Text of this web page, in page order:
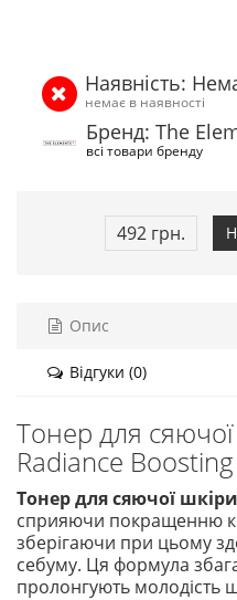
Наявність:
немає в наявності
Бренд: The
всі товари бренду
492 грн.
Опис
Відгуки (0)
Тонер для
Radiance
Тонер для сяючої шкіри
сприяючи покращенню
зберігаючи при цьому
себуму. Ця формула
пролонгують молодість